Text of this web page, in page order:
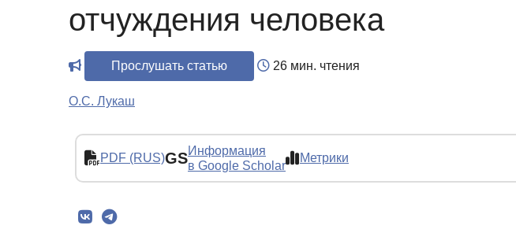
отчуждения человека
Прослушать статью 26 мин. чтения
О.С. Лукаш
PDF (RUS)GSИнформация
в Google Scholar
Метрики